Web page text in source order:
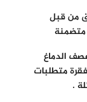
من قبل
متضمنة
الدماغ
متطلبات
.